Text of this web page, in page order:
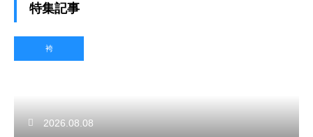
特集記事
袴
2026.08.08